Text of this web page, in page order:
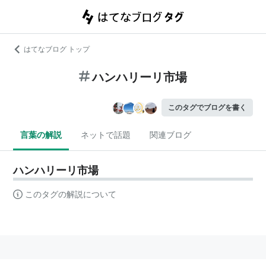
はてなブログ トップ
ハンハリーリ市場
このタグでブログを書く
言葉の解説 ネットで話題 関連ブログ
ハンハリーリ市場
このタグの解説について